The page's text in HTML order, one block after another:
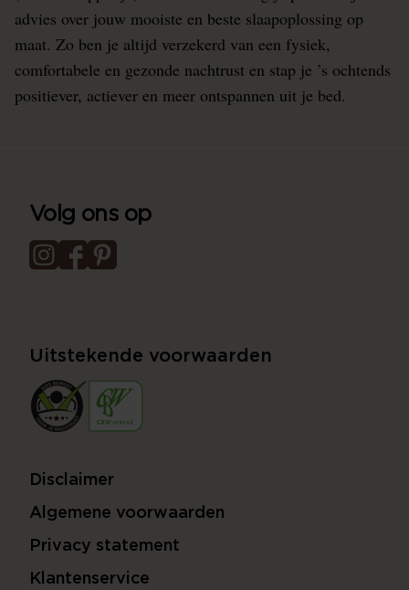
advies over jouw mooiste en beste slaapoplossing op
maat. Zo ben je altijd verzekerd van een fysiek,
comfortabele en gezonde nachtrust en stap je ’s ochtends
positiever, actiever en meer ontspannen uit je bed.
Volg ons op
Uitstekende voorwaarden
Disclaimer
Algemene voorwaarden
Privacy statement
Klantenservice